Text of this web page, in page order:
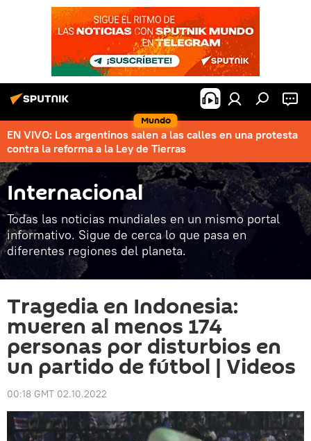
Mundo
EN VIVO: Los argentinos salen a las calles en una protesta
contra la reforma a la Ley de Tierras
Internacional
Todas las noticias mundiales en un mismo portal
informativo. Sigue de cerca lo que pasa en
diferentes regiones del planeta.
Tragedia en Indonesia:
mueren al menos 174
personas por disturbios en
un partido de fútbol | Videos
00:18 GMT 02.10.2022